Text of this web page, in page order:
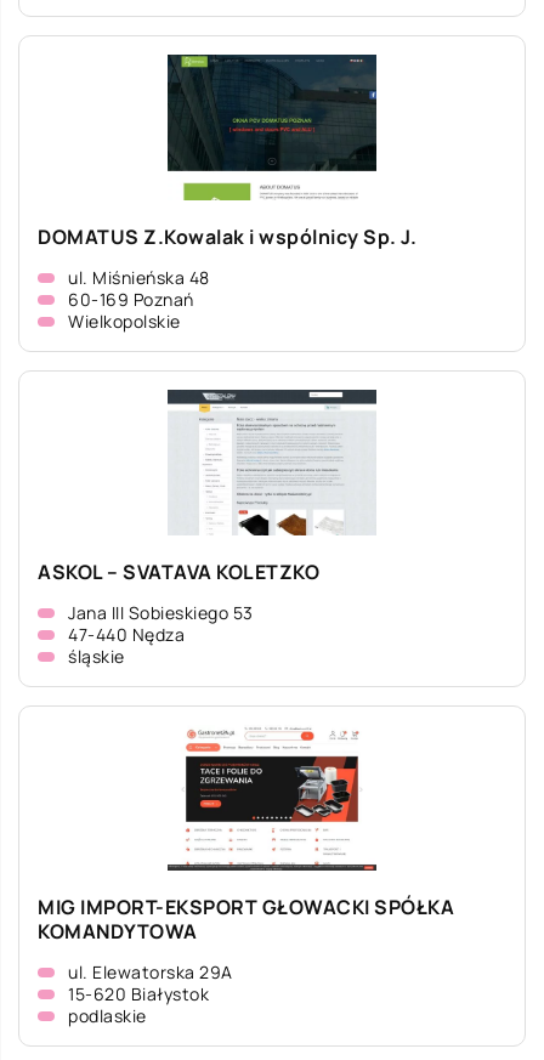
DOMATUS Z.Kowalak i wspólnicy Sp. J.
ul. Miśnieńska 48
60-169 Poznań
Wielkopolskie
ASKOL – SVATAVA KOLETZKO
Jana III Sobieskiego 53
47-440 Nędza
śląskie
MIG IMPORT-EKSPORT GŁOWACKI SPÓŁKA
KOMANDYTOWA
ul. Elewatorska 29A
15-620 Białystok
podlaskie